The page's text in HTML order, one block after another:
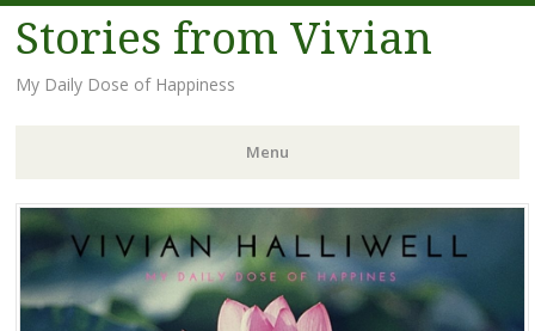
Stories from Vivian
My Daily Dose of Happiness
Menu
Skip
content